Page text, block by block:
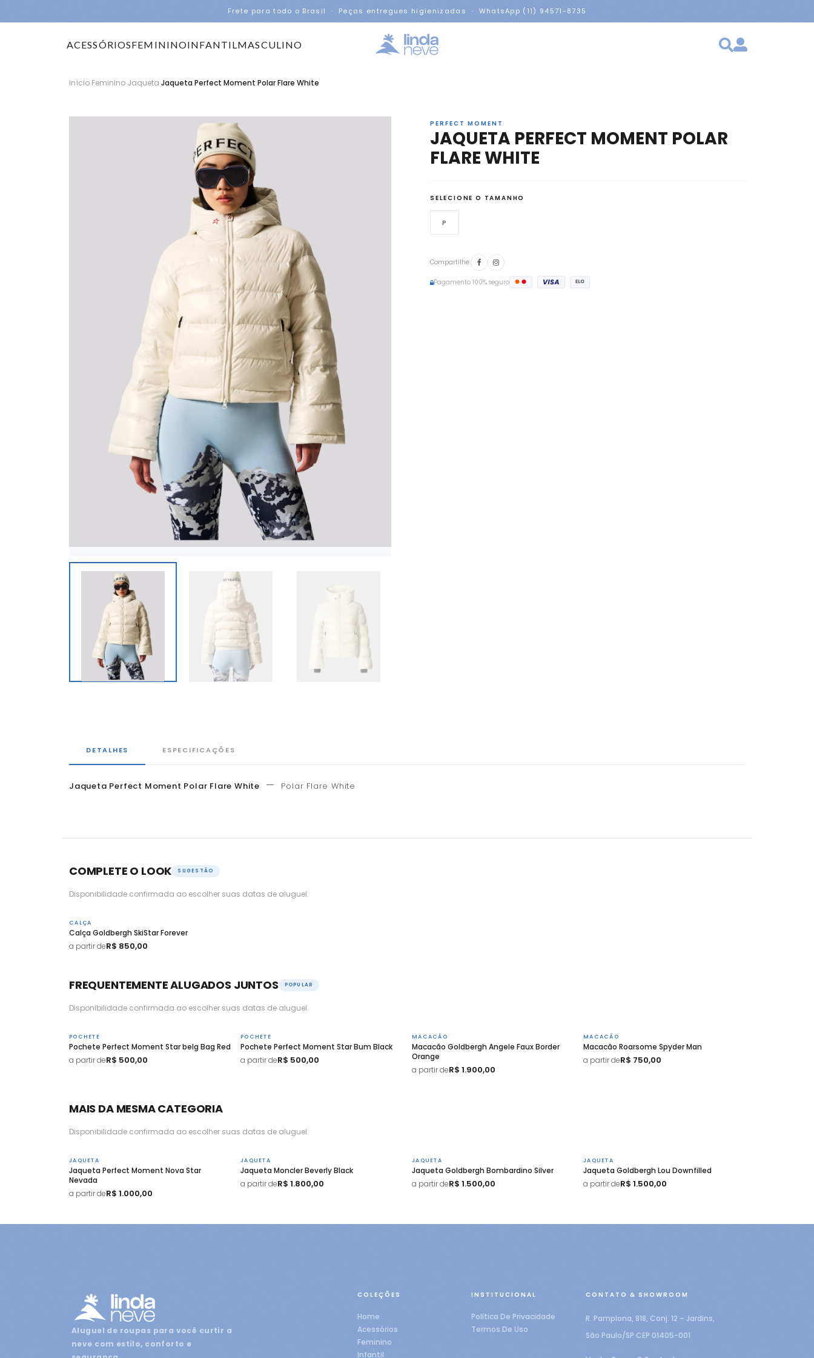
Frete para todo o Brasil · Peças entregues higienizadas · WhatsApp (11) 94571-8735
ACESSÓRIOSFEMININOINFANTILMASCULINO
Início›Feminino›Jaqueta›Jaqueta Perfect Moment Polar Flare White
PERFECT MOMENT
JAQUETA PERFECT MOMENT POLAR
FLARE WHITE
SELECIONE O TAMANHO
P
Compartilhe:
Pagamento 100% seguro
DETALHES ESPECIFICAÇÕES
Jaqueta Perfect Moment Polar Flare White — Polar Flare White
COMPLETE O LOOK SUGESTÃO
Disponibilidade confirmada ao escolher suas datas de aluguel.
CALÇA
Calça Goldbergh SkiStar Forever
a partir deR$ 850,00
FREQUENTEMENTE ALUGADOS JUNTOS POPULAR
Disponibilidade confirmada ao escolher suas datas de aluguel.
POCHETE
Pochete Perfect Moment Star belg Bag Red
a partir deR$ 500,00
POCHETE
Pochete Perfect Moment Star Bum Black
a partir deR$ 500,00
MACACÃO
Macacão Goldbergh Angele Faux Border
Orange
a partir deR$ 1.900,00
MACACÃO
Macacão Roarsome Spyder Man
a partir deR$ 750,00
MAIS DA MESMA CATEGORIA
Disponibilidade confirmada ao escolher suas datas de aluguel.
JAQUETA
Jaqueta Perfect Moment Nova Star
Nevada
a partir deR$ 1.000,00
JAQUETA
Jaqueta Moncler Beverly Black
a partir deR$ 1.800,00
JAQUETA
Jaqueta Goldbergh Bombardino Silver
a partir deR$ 1.500,00
JAQUETA
Jaqueta Goldbergh Lou Downfilled
a partir deR$ 1.500,00
Aluguel de roupas para você curtir a
neve com estilo, conforto e
COLEÇÕES
Home
Acessórios
Feminino
Infantil
INSTITUCIONAL
Política De Privacidade
Termos De Uso
CONTATO & SHOWROOM
R. Pamplona, 818, Conj. 12 – Jardins,
São Paulo/SP CEP 01405-001